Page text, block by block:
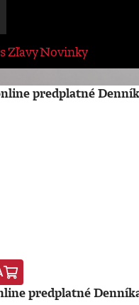
ZľavyNovinky
predplatné
predplatné